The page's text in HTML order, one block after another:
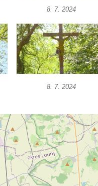
8. 7. 2024
8. 7. 2024